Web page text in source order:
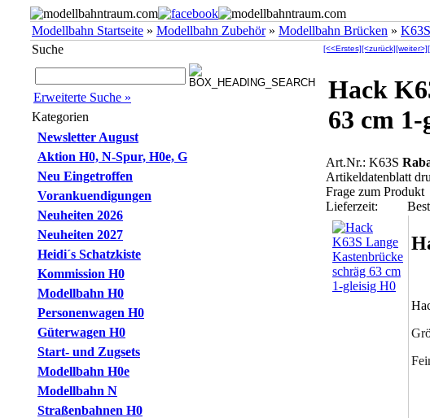
Modellbahn Startseite » Modellbahn Zubehör» Modellbahn Brücken » K63S
Suche
Erweiterte Suche »
Kategorien
Newsletter August
Aktion H0, N-Spur, H0e, G
Neu Eingetroffen
Vorankuendigungen
Neuheiten 2026
Neuheiten 2027
Heidi´s Schatzkiste
Kommission H0
Modellbahn H0
Personenwagen H0
Güterwagen H0
Start- und Zugsets
Modellbahn H0e
Modellbahn N
Straßenbahnen H0
[<<Erstes][<zurück][weiter>]
Hack
63 cm
Art.Nr.: K63S
Artikeldatenblatt
Frage zum Produkt
Lieferzeit: